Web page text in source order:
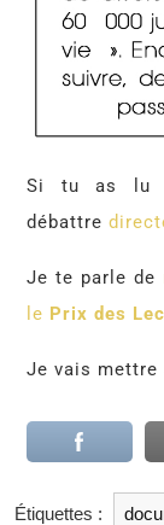
Si tu as lu
débattre
Je te parle de
le Prix des
Je vais
Étiquettes :